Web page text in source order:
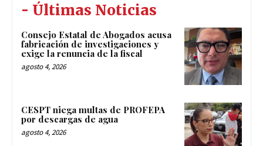
- Últimas Noticias
Consejo Estatal de Abogados acusa
fabricación de investigaciones y
exige la renuncia de la fiscal
agosto 4, 2026
CESPT niega multas de PROFEPA
por descargas de agua
agosto 4, 2026